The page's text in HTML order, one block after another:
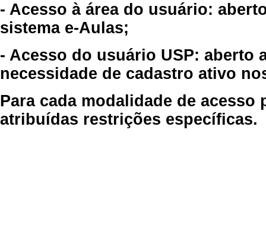
- Acesso à área do usuário:
sistema e-Aulas;
- Acesso do usuário USP: aberto
necessidade de cadastro ativo
Para cada modalidade de
atribuídas restrições específicas.